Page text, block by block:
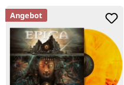
Angebot